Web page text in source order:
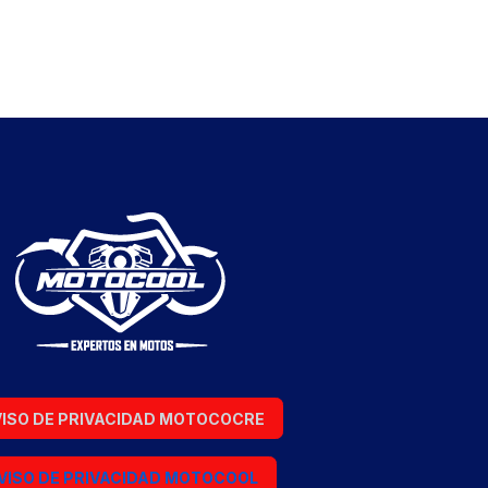
DE PRIVACIDAD MOTOCOCRE
DE PRIVACIDAD MOTOCOOL